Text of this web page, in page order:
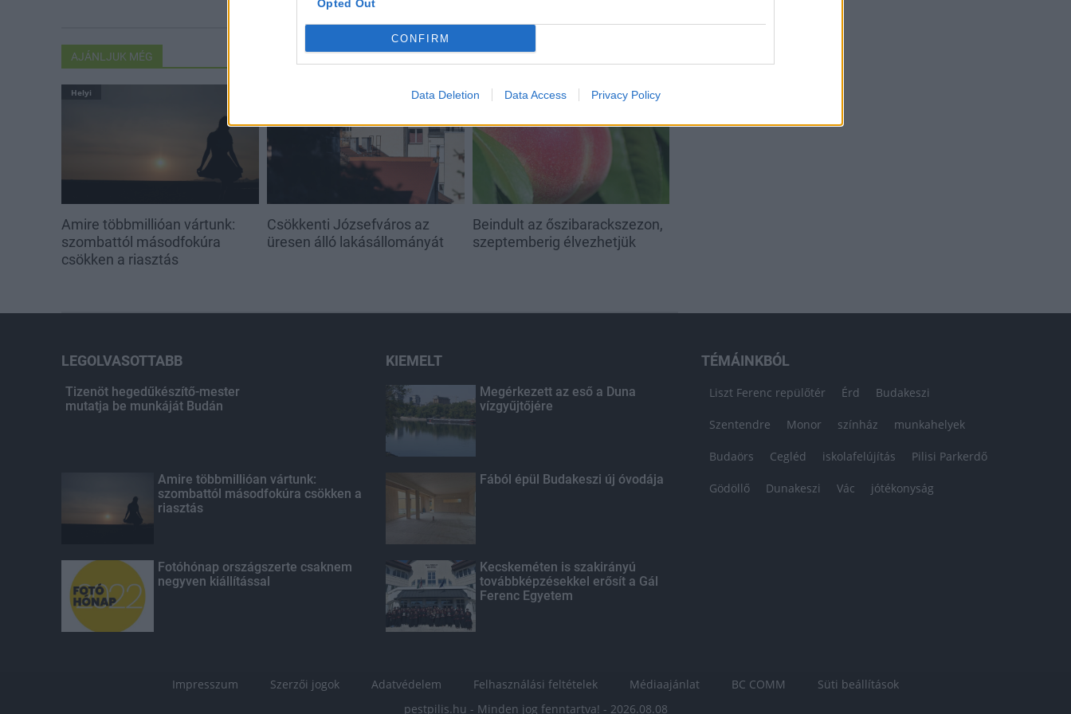
Opted Out
CONFIRM
Data Deletion Data Access Privacy Policy
AJÁNLJUK MÉG
Helyi
Amire többmillióan vártunk:
szombattól másodfokúra
csökken a riasztás
Csökkenti Józsefváros az
üresen álló lakásállományát
Helyi
Beindult az őszibarackszezon,
szeptemberig élvezhetjük
LEGOLVASOTTABB
Tizenöt hegedűkészítő-mester
mutatja be munkáját Budán
Amire többmillióan vártunk:
szombattól másodfokúra csökken a
riasztás
Fotóhónap országszerte csaknem
negyven kiállítással
KIEMELT
Megérkezett az eső a Duna
vízgyűjtőjére
Fából épül Budakeszi új óvodája
Kecskeméten is szakirányú
továbbképzésekkel erősít a Gál
Ferenc Egyetem
TÉMÁINKBÓL
Liszt Ferenc repülőtér Érd Budakeszi
Szentendre Monor színház munkahelyek
Budaörs Cegléd iskolafelújítás Pilisi Parkerdő
Gödöllő Dunakeszi Vác jótékonyság
Impresszum Szerzői jogok Adatvédelem Felhasználási feltételek Médiaajánlat BC COMM
Süti beállítások
pestpilis.hu - Minden jog fenntartva! - 2026.08.08